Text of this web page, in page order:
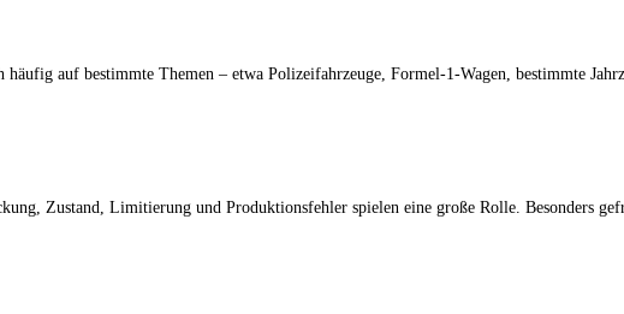
auf bestimmte Themen – etwa Polizeifahrzeuge, Formel-1-Wagen, bestimmte
Zustand, Limitierung und Produktionsfehler spielen eine große Rolle. Besonders